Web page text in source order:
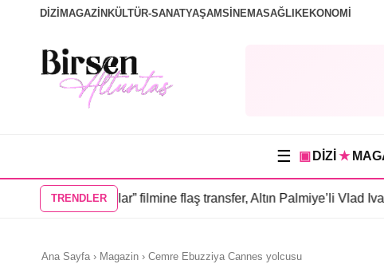
DİZİ MAGAZİN KÜLTÜR-SANATYAŞAMSİNEMASAĞLIKEKONOMİ
☰ ▣ DİZİ ★
TRENDLER
İnsanlar” filmine flaş transfer, Altın Palmiye’li Vlad Ivanov
Ana Sayfa › Magazin › Cemre Ebuzziya Cannes yolcusu